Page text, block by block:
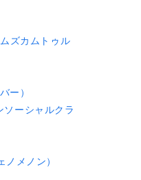
ズカムトゥル
ー）
ーシャルクラ
メノン）